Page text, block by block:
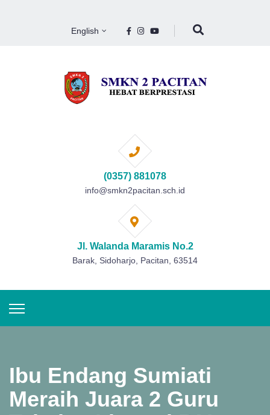
English
(0357) 881078
info@smkn2pacitan.sch.id
Jl. Walanda Maramis No.2
Barak, Sidoharjo, Pacitan, 63514
Ibu Endang Sumiati
Meraih Juara 2 Guru